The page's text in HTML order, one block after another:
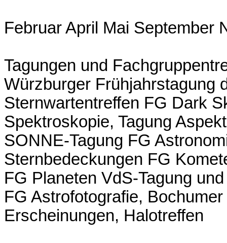
Februar April Mai September
Tagungen und
Würzburger Frühjahrstagung
Sternwartentreffen FG Dark
Spektroskopie, Tagung
SONNE-Tagung FG
Sternbedeckungen FG
FG Planeten VdS-Tagung
FG Astrofotografie,
Erscheinungen, Halotreffen